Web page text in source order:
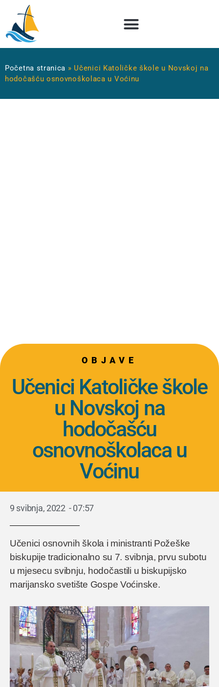
Početna stranica » Učenici Katoličke škole u Novskoj na
hodočašću osnovnoškolaca u Voćinu
OBJAVE
Učenici Katoličke škole
u Novskoj na
hodočašću
osnovnoškolaca u
Voćinu
9 svibnja, 2022 -07:57
Učenici osnovnih škola i ministranti Požeške
biskupije tradicionalno su 7. svibnja, prvu subotu
u mjesecu svibnju, hodočastili u biskupijsko
marijansko svetište Gospe Voćinske.